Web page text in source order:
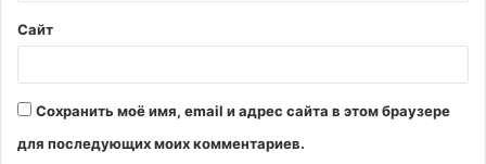
Сайт
Сохранить моё имя, email и адрес сайта в этом браузере
для последующих моих комментариев.